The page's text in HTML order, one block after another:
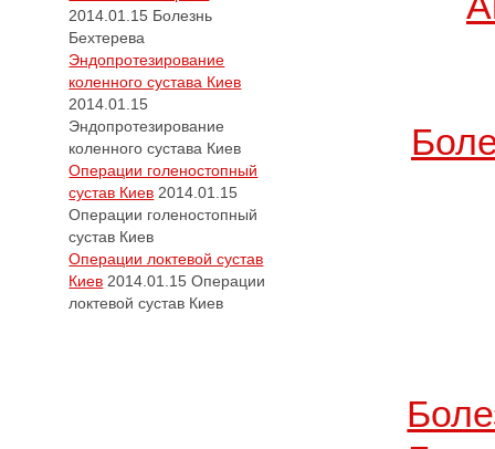
2014.01.15 Болезнь
Бехтерева
Эндопротезирование
коленного сустава Киев
2014.01.15
Эндопротезирование
коленного сустава Киев
Операции голеностопный
сустав Киев 2014.01.15
Операции голеностопный
сустав Киев
Операции локтевой сустав
Киев 2014.01.15 Операции
локтевой сустав Киев